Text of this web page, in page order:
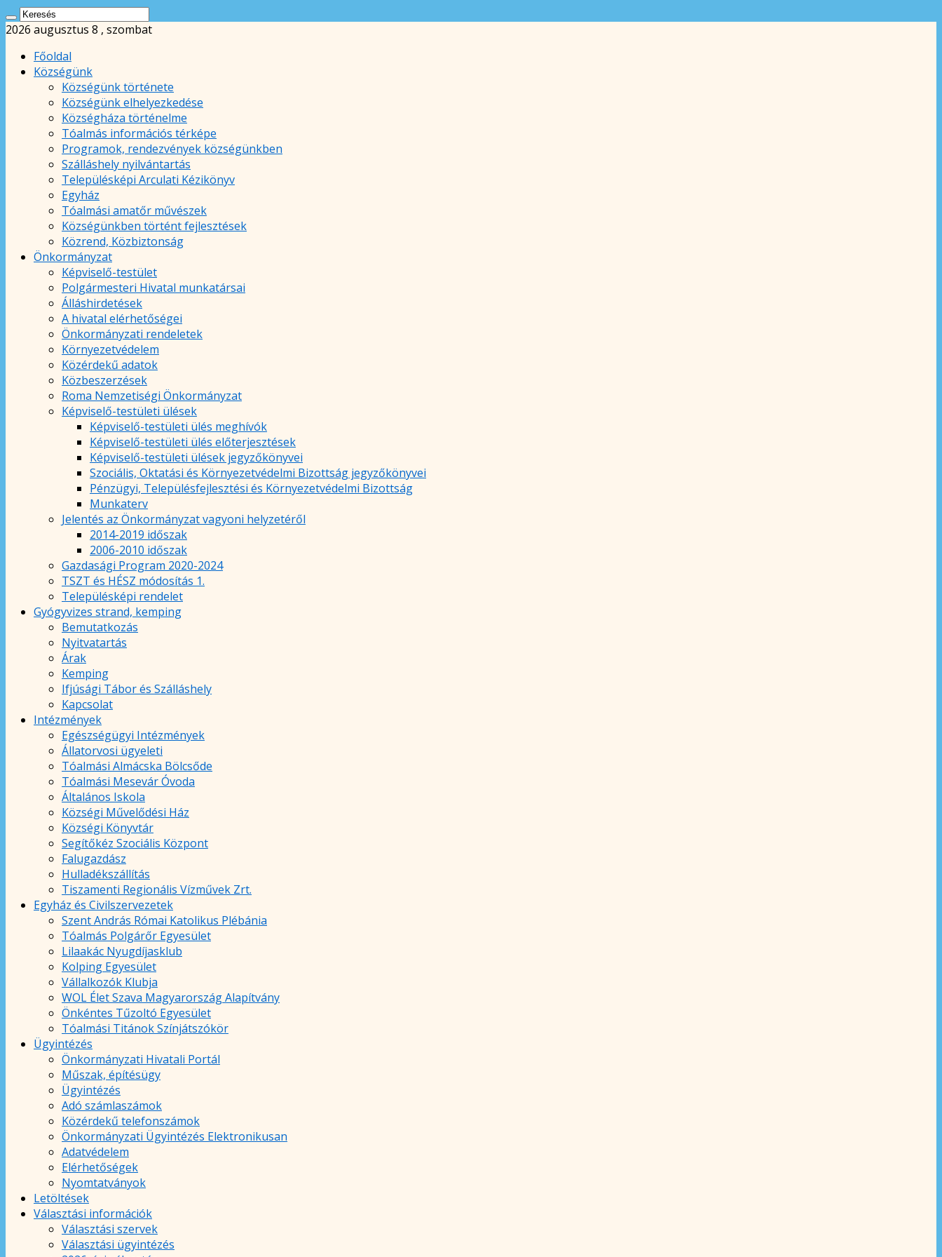
2026 augusztus 8 , szombat
Főoldal
Községünk
Községünk története
Községünk elhelyezkedése
Községháza történelme
Tóalmás információs térképe
Programok, rendezvények községünkben
Szálláshely nyilvántartás
Településképi Arculati Kézikönyv
Egyház
Tóalmási amatőr művészek
Községünkben történt fejlesztések
Közrend, Közbiztonság
Önkormányzat
Képviselő-testület
Polgármesteri Hivatal munkatársai
Álláshirdetések
A hivatal elérhetőségei
Önkormányzati rendeletek
Környezetvédelem
Közérdekű adatok
Közbeszerzések
Roma Nemzetiségi Önkormányzat
Képviselő-testületi ülések
Képviselő-testületi ülés meghívók
Képviselő-testületi ülés előterjesztések
Képviselő-testületi ülések jegyzőkönyvei
Szociális, Oktatási és Környezetvédelmi Bizottság jegyzőkönyvei
Pénzügyi, Településfejlesztési és Környezetvédelmi Bizottság
Munkaterv
Jelentés az Önkormányzat vagyoni helyzetéről
2014-2019 időszak
2006-2010 időszak
Gazdasági Program 2020-2024
TSZT és HÉSZ módosítás 1.
Településképi rendelet
Gyógyvizes strand, kemping
Bemutatkozás
Nyitvatartás
Árak
Kemping
Ifjúsági Tábor és Szálláshely
Kapcsolat
Intézmények
Egészségügyi Intézmények
Állatorvosi ügyeleti
Tóalmási Almácska Bölcsőde
Tóalmási Mesevár Óvoda
Általános Iskola
Községi Művelődési Ház
Községi Könyvtár
Segítőkéz Szociális Központ
Falugazdász
Hulladékszállítás
Tiszamenti Regionális Vízművek Zrt.
Egyház és Civilszervezetek
Szent András Római Katolikus Plébánia
Tóalmás Polgárőr Egyesület
Lilaakác Nyugdíjasklub
Kolping Egyesület
Vállalkozók Klubja
WOL Élet Szava Magyarország Alapítvány
Önkéntes Tűzoltó Egyesület
Tóalmási Titánok Színjátszókör
Ügyintézés
Önkormányzati Hivatali Portál
Műszak, építésügy
Ügyintézés
Adó számlaszámok
Közérdekű telefonszámok
Önkormányzati Ügyintézés Elektronikusan
Adatvédelem
Elérhetőségek
Nyomtatványok
Letöltések
Választási információk
Választási szervek
Választási ügyintézés